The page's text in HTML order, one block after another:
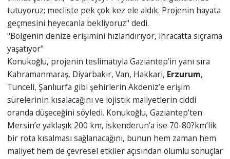
tutuyoruz; mecliste pek çok kez ele aldık. Projenin hayata
geçmesini heyecanla bekliyoruz" dedi.
"Bölgenin denize erişimini hızlandırıyor, ihracatta sıçrama
yaşatıyor"
Konukoğlu, projenin teslimatıyla Gaziantep’in yanı sıra
Kahramanmaraş, Diyarbakır, Van, Hakkari, Erzurum,
Tunceli, Şanlıurfa gibi şehirlerin Akdeniz’e erişim
sürelerinin kısalacağını ve lojistik maliyetlerin ciddi
oranda düşeceğini söyledi. Konukoğlu, Gaziantep’ten
Mersin’e yaklaşık 200 km, İskenderun’a ise 70-80?km’lik
bir rota kısalması sağlanacağını, bunun hem zaman hem
maliyet hem de çevresel etkiler açısından olumlu sonuçlar